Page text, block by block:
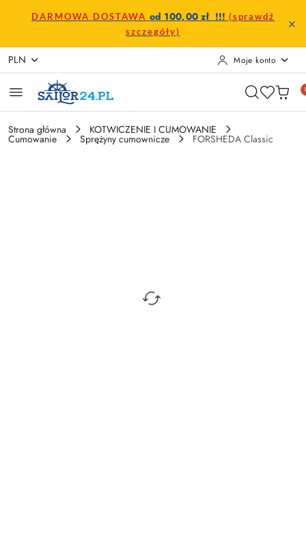
Przejdź do treści głównej
Przejdź do wyszukiwarki
Przejdź do moje konto
Przejdź do menu głównego
Przejdź do opisu produktu
Przejdź do stopki
DARMOWA DOSTAWA od 100,00 zł !!! (sprawdź
szczegóły)
PLN Moje konto
Strona główna KOTWICZENIE I CUMOWANIE
Cumowanie Sprężyny cumownicze FORSHEDA Classic